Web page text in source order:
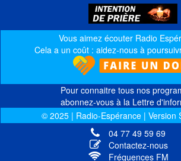
Vous aimez écouter Radio
Cela a un coût : aidez-nous à
Pour connaitre tous nos
abonnez-vous à la Lettre
© 2025 | Radio-Espérance | Version
04 77 49 59 69
Contactez-nous
Fréquences FM